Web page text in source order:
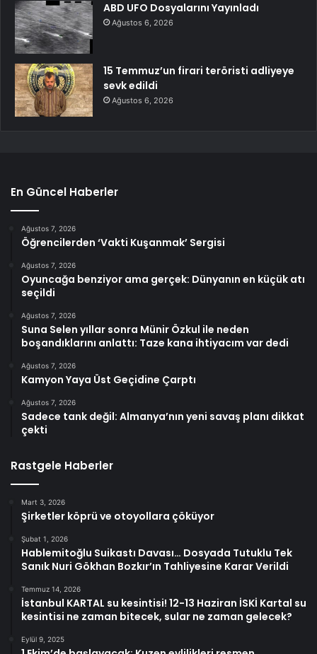
ABD UFO Dosyalarını Yayınladı
Ağustos 6, 2026
15 Temmuz’un firari teröristi adliyeye
sevk edildi
Ağustos 6, 2026
En Güncel Haberler
Ağustos 7, 2026
Öğrencilerden ‘Vakti Kuşanmak’ Sergisi
Ağustos 7, 2026
Oyuncağa benziyor ama gerçek: Dünyanın en küçük atı
seçildi
Ağustos 7, 2026
Suna Selen yıllar sonra Münir Özkul ile neden
boşandıklarını anlattı: Taze kana ihtiyacım var dedi
Ağustos 7, 2026
Kamyon Yaya Üst Geçidine Çarptı
Ağustos 7, 2026
Sadece tank değil: Almanya’nın yeni savaş planı dikkat
çekti
Rastgele Haberler
Mart 3, 2026
Şirketler köprü ve otoyollara çöküyor
Şubat 1, 2026
Hablemitoğlu Suikastı Davası… Dosyada Tutuklu Tek
Sanık Nuri Gökhan Bozkır’ın Tahliyesine Karar Verildi
Temmuz 14, 2026
İstanbul KARTAL su kesintisi! 12-13 Haziran İSKİ Kartal su
kesintisi ne zaman bitecek, sular ne zaman gelecek?
Eylül 9, 2025